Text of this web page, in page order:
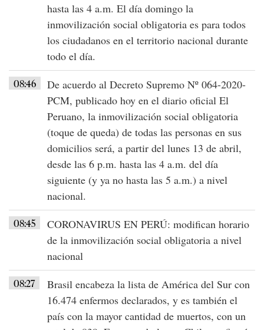
hasta las 4 a.m. El día domingo la
inmovilización social obligatoria es para todos
los ciudadanos en el territorio nacional durante
todo el día.
08:46
De acuerdo al Decreto Supremo Nº 064-2020-
PCM, publicado hoy en el diario oficial El
Peruano, la inmovilización social obligatoria
(toque de queda) de todas las personas en sus
domicilios será, a partir del lunes 13 de abril,
desde las 6 p.m. hasta las 4 a.m. del día
siguiente (y ya no hasta las 5 a.m.) a nivel
nacional.
08:45
CORONAVIRUS EN PERÚ: modifican horario
de la inmovilización social obligatoria a nivel
nacional
08:27
Brasil encabeza la lista de América del Sur con
16.474 enfermos declarados, y es también el
país con la mayor cantidad de muertos, con un